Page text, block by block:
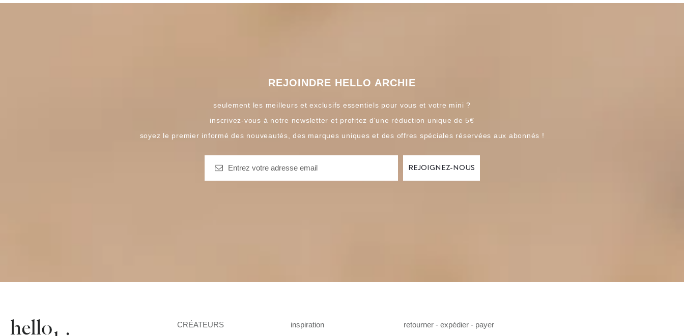
REJOINDRE HELLO ARCHIE
seulement les meilleurs et exclusifs essentiels pour vous et votre mini ?
inscrivez-vous à notre newsletter et profitez d'une réduction unique de 5€
soyez le premier informé des nouveautés, des marques uniques et des offres spéciales réservées aux abonnés !
CRÉATEURS
inspiration
retourner - expédier - payer